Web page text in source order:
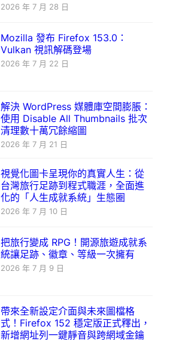
2026 年 7 月 28 日
Mozilla 發布 Firefox 153.0：
Vulkan 視訊解碼登場
2026 年 7 月 22 日
解決 WordPress 媒體庫空間膨脹：
使用 Disable All Thumbnails 批次
清理數十萬冗餘縮圖
2026 年 7 月 21 日
視覺化圖卡呈現你的真實人生：從
台灣旅行足跡到程式職涯，全面進
化的「人生成就系統」生態圈
2026 年 7 月 10 日
把旅行變成 RPG！開源旅遊成就系
統讓足跡、徽章、等級一次擁有
2026 年 7 月 9 日
帶來全新設定介面與未來圖檔格
式！Firefox 152 穩定版正式釋出，
新增網址列一鍵靜音與跨網域金鑰